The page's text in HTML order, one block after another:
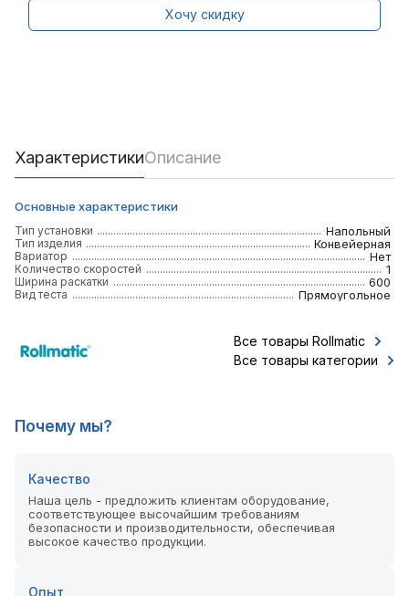
Хочу скидку
ХарактеристикиОписание
Основные характеристики
Тип установки Напольный
Тип изделия Конвейерная
Вариатор Нет
Количество скоростей 1
Ширина раскатки 600
Вид теста Прямоугольное
Все товары Rollmatic
Все товары категории
Почему мы?
Качество
Наша цель - предложить клиентам оборудование,
соответствующее высочайшим требованиям
безопасности и производительности, обеспечивая
высокое качество продукции.
Опыт